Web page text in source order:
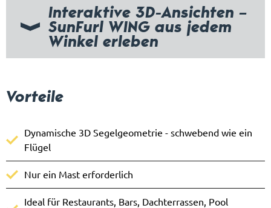
Interaktive 3D-Ansichten –
SunFurl WING aus jedem
Winkel erleben
Vorteile
Dynamische 3D Segelgeometrie - schwebend wie ein
Flügel
Nur ein Mast erforderlich
Ideal für Restaurants, Bars, Dachterrassen, Pool